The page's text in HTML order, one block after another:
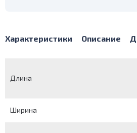
Характеристики Описание
Длина
Ширина